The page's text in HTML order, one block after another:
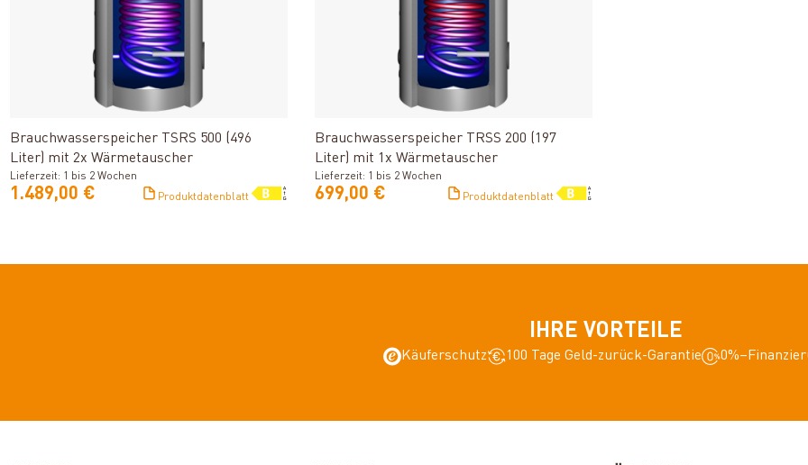
Produkt ansehen
Brauchwasserspeicher TSRS 500 (496
Liter) mit 2x Wärmetauscher
Lieferzeit: 1 bis 2 Wochen
1.489,00 € Produktdatenblatt
Produkt ansehen
Brauchwasserspeicher TRSS 200 (197
Liter) mit 1x Wärmetauscher
Lieferzeit: 1 bis 2 Wochen
699,00 € Produktdatenblatt
IHRE VORTEILE
Käuferschutz 100 Tage Geld-zurück-Garantie